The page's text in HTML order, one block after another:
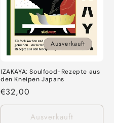
Ausverkauft
IZAKAYA: Soulfood-Rezepte aus
den Kneipen Japans
Normaler
Preis
€32,00
Ausverkauft